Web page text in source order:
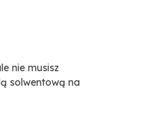
nie musisz
solwentową na